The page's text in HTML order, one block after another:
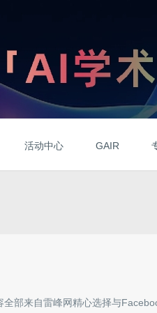
活动中心 GAIR
全部来自雷峰网精心选择与